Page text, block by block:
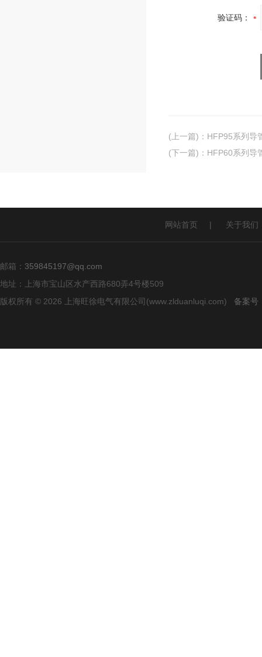
验证码：
(上一篇) ： HFP95系列导
(下一篇) ： HFP60系列导
网站首页 | 关于我们
邮箱： 359845197@qq.com
地址：上海市宝山区水产西路680弄4号楼509
版权所有 © 2026 上海旺徐电气有限公司(www.zlduanluqi.com) 备案号